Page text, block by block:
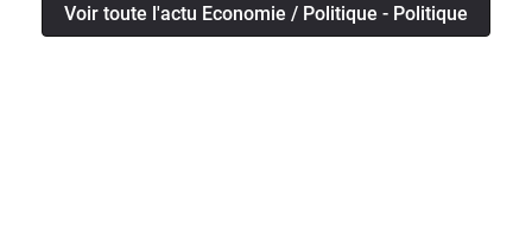
Voir toute l'actu Economie / Politique - Politique